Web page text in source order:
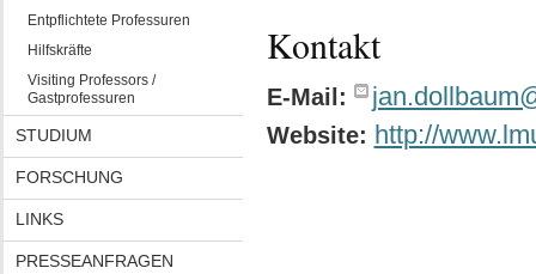
Entpflichtete Professuren
Hilfskräfte
Visiting Professors /
Gastprofessuren
STUDIUM
FORSCHUNG
LINKS
PRESSEANFRAGEN
Kontakt
E-Mail:
Website: http://